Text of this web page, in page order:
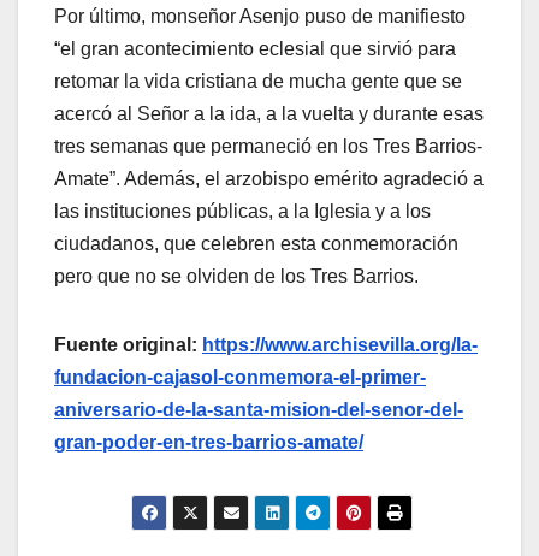
Por último, monseñor Asenjo puso de manifiesto
“el gran acontecimiento eclesial que sirvió para
retomar la vida cristiana de mucha gente que se
acercó al Señor a la ida, a la vuelta y durante esas
tres semanas que permaneció en los Tres Barrios-
Amate”. Además, el arzobispo emérito agradeció a
las instituciones públicas, a la Iglesia y a los
ciudadanos, que celebren esta conmemoración
pero que no se olviden de los Tres Barrios.
Fuente original: https://www.archisevilla.org/la-
fundacion-cajasol-conmemora-el-primer-
aniversario-de-la-santa-mision-del-senor-del-
gran-poder-en-tres-barrios-amate/